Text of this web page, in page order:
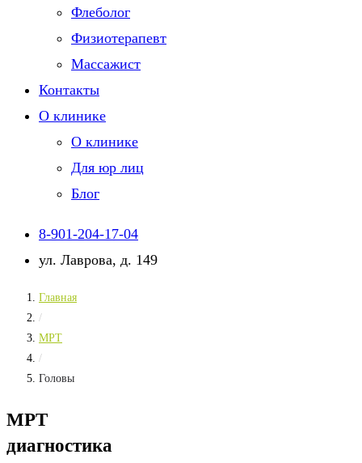
Флеболог
Физиотерапевт
Массажист
Контакты
О клинике
О клинике
Для юр лиц
Блог
8-901-204-17-04
ул. Лаврова, д. 149
Главная
/
МРТ
/
Головы
МРТ
диагностика